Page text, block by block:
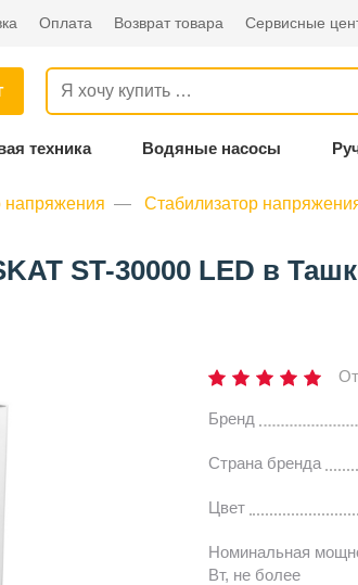
Оплата Возврат товара Сервисные
техника Водяные насосы
напряжения Стабилизатор
ST-30000 LED в
Бренд
Страна бренда
Цвет
Номинальная
Вт, не более